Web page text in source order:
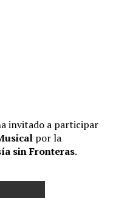
invitado a participar
por la
sin Fronteras.